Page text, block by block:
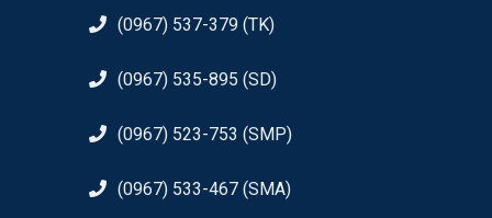
(0967) 537-379 (TK)
(0967) 535-895 (SD)
(0967) 523-753 (SMP)
(0967) 533-467 (SMA)